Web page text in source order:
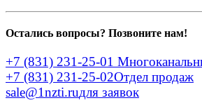
Остались вопросы? Позвоните нам!
+7 (831) 231-25-01
+7 (831) 231-25-02Отдел продаж
sale@1nzti.ruдля заявок